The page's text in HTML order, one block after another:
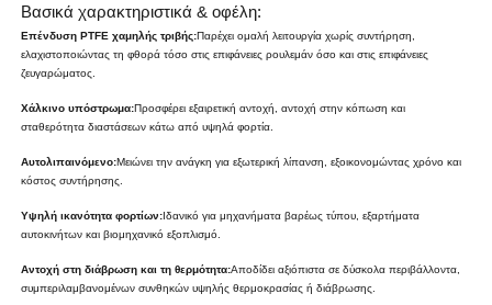
Βασικά χαρακτηριστικά & οφέλη:
Επένδυση PTFE χαμηλής τριβής:Παρέχει ομαλή λειτουργία χωρίς συντήρηση,
ελαχιστοποιώντας τη φθορά τόσο στις επιφάνειες ρουλεμάν όσο και στις επιφάνειες
ζευγαρώματος.
Χάλκινο υπόστρωμα:Προσφέρει εξαιρετική αντοχή, αντοχή στην κόπωση και
σταθερότητα διαστάσεων κάτω από υψηλά φορτία.
Αυτολιπαινόμενο:Μειώνει την ανάγκη για εξωτερική λίπανση, εξοικονομώντας χρόνο και
κόστος συντήρησης.
Υψηλή ικανότητα φορτίων:Ιδανικό για μηχανήματα βαρέως τύπου, εξαρτήματα
αυτοκινήτων και βιομηχανικό εξοπλισμό.
Αντοχή στη διάβρωση και τη θερμότητα:Αποδίδει αξιόπιστα σε δύσκολα περιβάλλοντα,
συμπεριλαμβανομένων συνθηκών υψηλής θερμοκρασίας ή διάβρωσης.